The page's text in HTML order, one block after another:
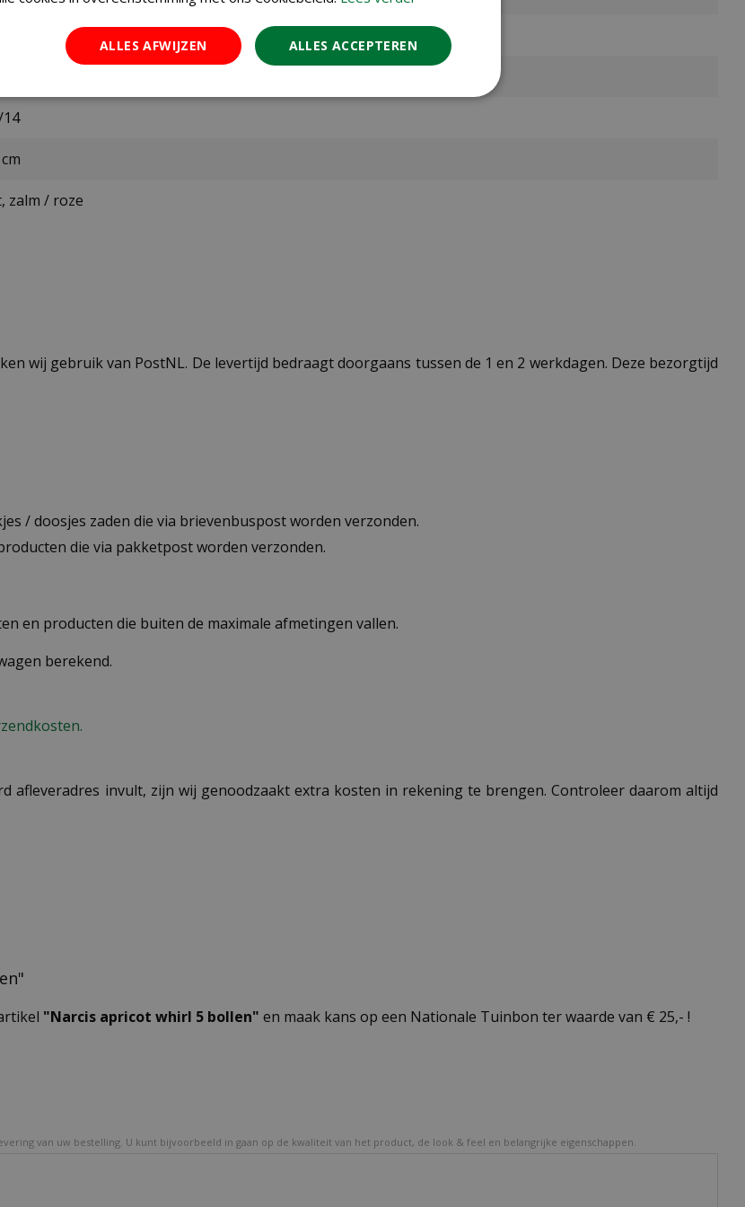
t/m december
14
zalm / roze
wij gebruik van PostNL. De levertijd bedraagt doorgaans tussen de 1 en 2 werkdagen. Deze bezorgtijd
/ doosjes zaden die via brievenbuspost worden verzonden.
die via pakketpost worden verzonden.
en producten die buiten de maximale afmetingen vallen.
berekend.
afleveradres invult, zijn wij genoodzaakt extra kosten in rekening te brengen. Controleer daarom altijd
"Narcis apricot whirl 5 bollen" en maak kans op een Nationale Tuinbon ter waarde van € 25,- !
van uw bestelling. U kunt bijvoorbeeld in gaan op de kwaliteit van het product, de look & feel en belangrijke eigenschappen.
ALLES ACCEPTEREN
ALLES AFWIJZEN